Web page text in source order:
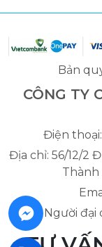
Bản
CÔNG TY
Điện thoại:
Địa chỉ: 56/12/2
Thành
Người đại